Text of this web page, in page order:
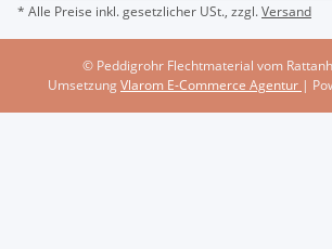
* Alle Preise inkl. gesetzlicher USt., zzgl.Versand
© Peddigrohr Flechtmaterial vom
UmsetzungVlarom E-Commerce Agentur |